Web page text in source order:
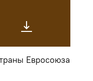
Евросоюза